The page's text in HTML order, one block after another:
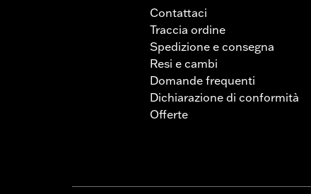
Contattaci
Traccia ordine
Spedizione e consegna
Resi e cambi
Domande frequenti
Dichiarazione di conformità
Offerte